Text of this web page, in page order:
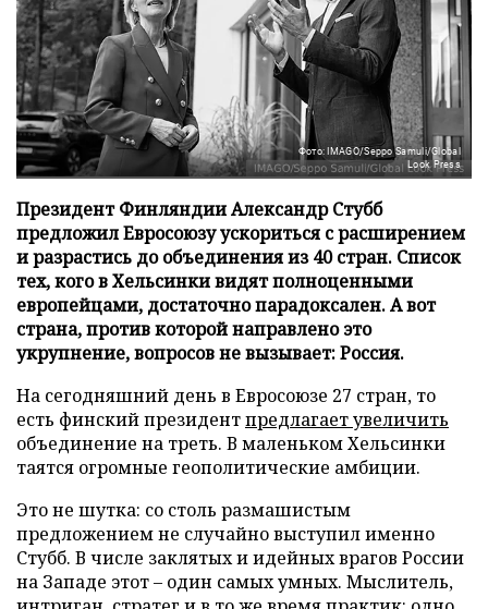
Фото: IMAGO/Seppo Samuli/Global
Look Press
Президент Финляндии Александр Стубб
предложил Евросоюзу ускориться с расширением
и разрастись до объединения из 40 стран. Список
тех, кого в Хельсинки видят полноценными
европейцами, достаточно парадоксален. А вот
страна, против которой направлено это
укрупнение, вопросов не вызывает: Россия.
На сегодняшний день в Евросоюзе 27 стран, то
есть финский президентпредлагает увеличить
объединение на треть. В маленьком Хельсинки
таятся огромные геополитические амбиции.
Это не шутка: со столь размашистым
предложением не случайно выступил именно
Стубб. В числе заклятых и идейных врагов России
на Западе этот – один самых умных. Мыслитель,